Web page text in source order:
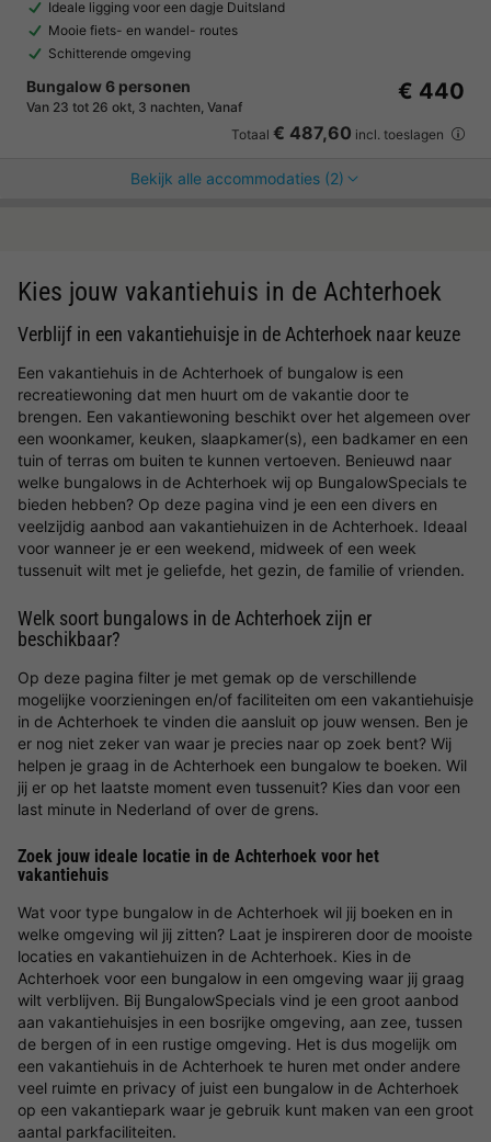
Ideale ligging voor een dagje Duitsland
Mooie fiets- en wandel- routes
Schitterende omgeving
Bungalow 6 personen
Van 23 tot 26 okt, 3 nachten, Vanaf
€ 440
Totaal € 487,60 incl. toeslagen
Bekijk alle accommodaties (2)
Kies jouw vakantiehuis in de Achterhoek
Verblijf in een vakantiehuisje in de Achterhoek naar keuze
Een vakantiehuis in de Achterhoek of bungalow is een
recreatiewoning dat men huurt om de vakantie door te
brengen. Een vakantiewoning beschikt over het algemeen over
een woonkamer, keuken, slaapkamer(s), een badkamer en een
tuin of terras om buiten te kunnen vertoeven. Benieuwd naar
welke bungalows in de Achterhoek wij op BungalowSpecials te
bieden hebben? Op deze pagina vind je een een divers en
veelzijdig aanbod aan vakantiehuizen in de Achterhoek. Ideaal
voor wanneer je er een weekend, midweek of een week
tussenuit wilt met je geliefde, het gezin, de familie of vrienden.
Welk soort bungalows in de Achterhoek zijn er
beschikbaar?
Op deze pagina filter je met gemak op de verschillende
mogelijke voorzieningen en/of faciliteiten om een vakantiehuisje
in de Achterhoek te vinden die aansluit op jouw wensen. Ben je
er nog niet zeker van waar je precies naar op zoek bent? Wij
helpen je graag in de Achterhoek een bungalow te boeken. Wil
jij er op het laatste moment even tussenuit? Kies dan voor een
last minute in Nederland of over de grens.
Zoek jouw ideale locatie in de Achterhoek voor het
vakantiehuis
Wat voor type bungalow in de Achterhoek wil jij boeken en in
welke omgeving wil jij zitten? Laat je inspireren door de mooiste
locaties en vakantiehuizen in de Achterhoek. Kies in de
Achterhoek voor een bungalow in een omgeving waar jij graag
wilt verblijven. Bij BungalowSpecials vind je een groot aanbod
aan vakantiehuisjes in een bosrijke omgeving, aan zee, tussen
de bergen of in een rustige omgeving. Het is dus mogelijk om
een vakantiehuis in de Achterhoek te huren met onder andere
veel ruimte en privacy of juist een bungalow in de Achterhoek
op een vakantiepark waar je gebruik kunt maken van een groot
aantal parkfaciliteiten.